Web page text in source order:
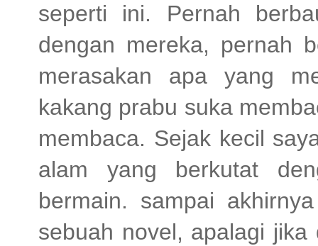
seperti ini. Pernah
dengan mereka, pernah
merasakan apa yang
kakang prabu suka
membaca. Sejak kecil
alam yang berkutat
bermain. sampai
sebuah novel, apalagi